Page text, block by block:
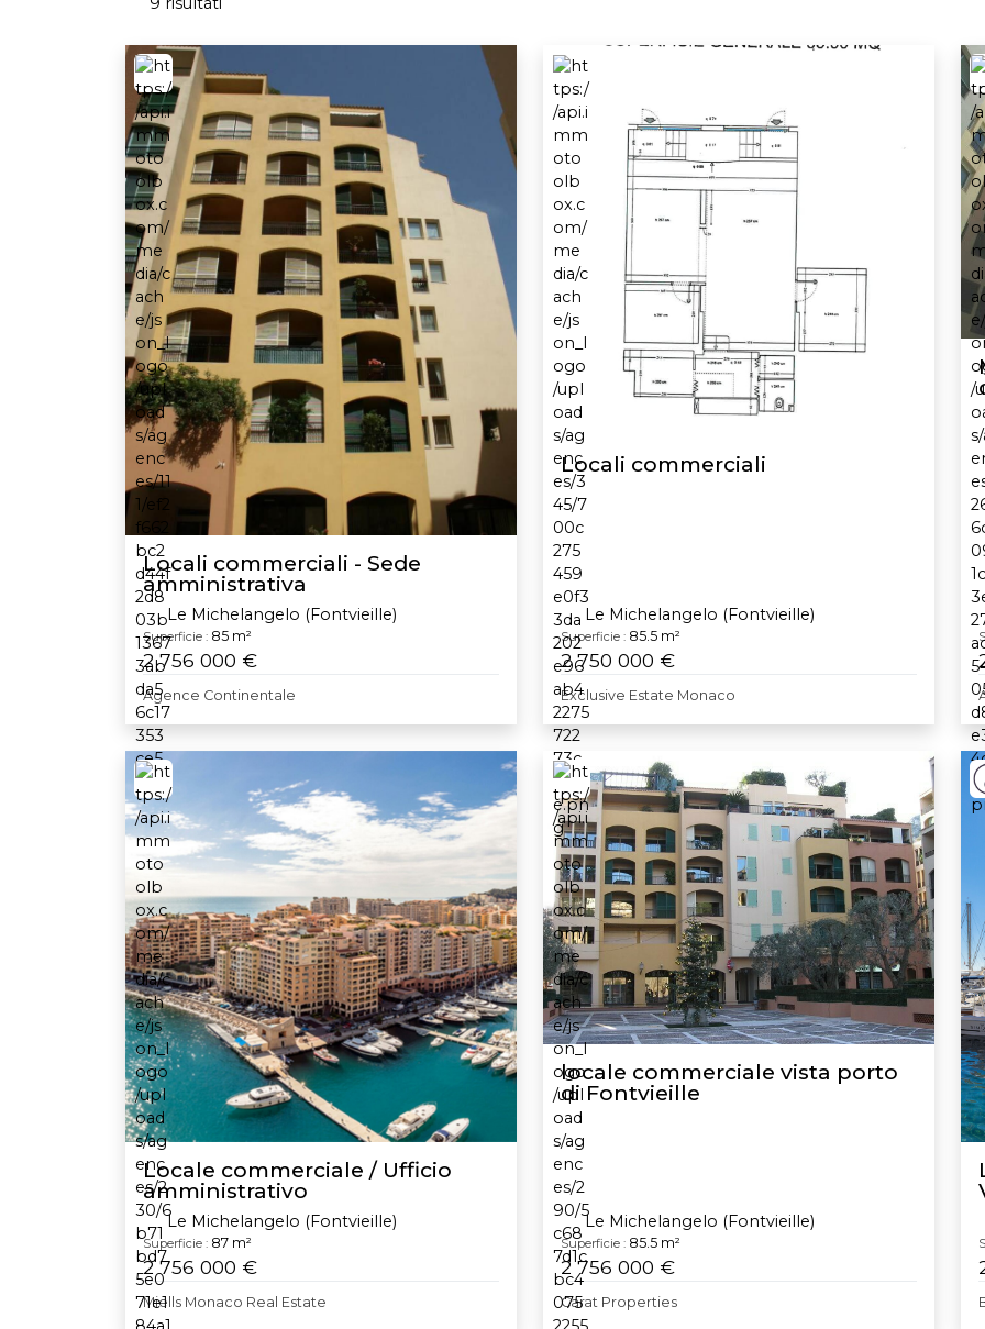
Locali commerciali - Sede
amministrativa
Le Michelangelo (Fontvieille)
Superficie : 85 m²
2 756 000 €
Agence Continentale
Locali commerciali
Le Michelangelo (Fontvieille)
Superficie : 85.5 m²
2 750 000 €
Exclusive Estate Monaco
Locale commerciale / Ufficio
amministrativo
Le Michelangelo (Fontvieille)
Superficie : 87 m²
2 756 000 €
Miells Monaco Real Estate
locale commerciale vista porto
di Fontvieille
Le Michelangelo (Fontvieille)
Superficie : 85.5 m²
2 756 000 €
Carat Properties